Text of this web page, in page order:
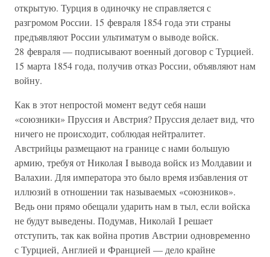
открытую. Турция в одиночку не справляется с
разгромом России. 15 февраля 1854 года эти страны
предъявляют России ультиматум о выводе войск.
28 февраля — подписывают военный договор с Турцией.
15 марта 1854 года, получив отказ России, объявляют нам
войну.
Как в этот непростой момент ведут себя наши
«союзники» Пруссия и Австрия? Пруссия делает вид, что
ничего не происходит, соблюдая нейтралитет.
Австрийцы размещают на границе с нами большую
армию, требуя от Николая I вывода войск из Молдавии и
Валахии. Для императора это было время избавления от
иллюзий в отношении так называемых «союзников».
Ведь они прямо обещали ударить нам в тыл, если войска
не будут выведены. Подумав, Николай I решает
отступить, так как война против Австрии одновременно
с Турцией, Англией и Францией — дело крайне